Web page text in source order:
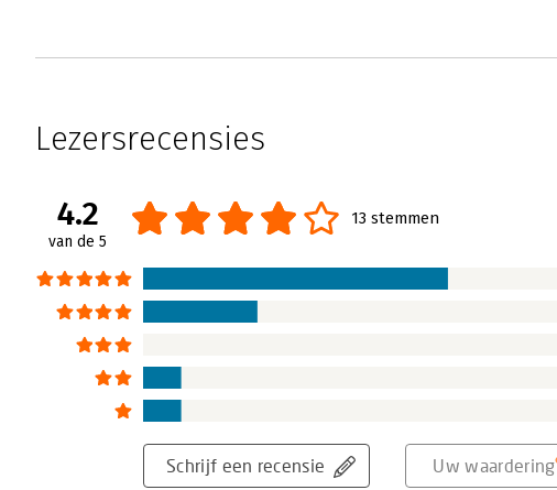
Lezersrecensies
4.2
van de 5
13 stemmen
Schrijf een recensie Uw waardering